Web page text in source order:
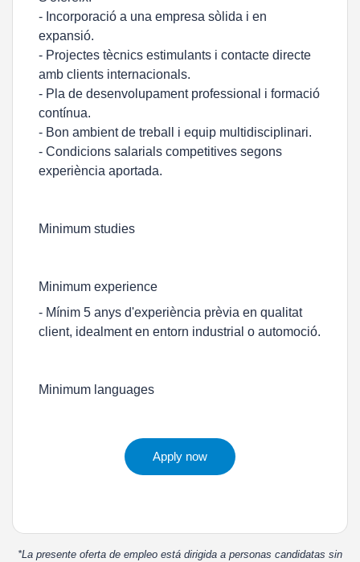
- Incorporació a una empresa sòlida i en
expansió.
- Projectes tècnics estimulants i contacte directe
amb clients internacionals.
- Pla de desenvolupament professional i formació
contínua.
- Bon ambient de treball i equip multidisciplinari.
- Condicions salarials competitives segons
experiència aportada.
Minimum studies
Minimum experience
- Mínim 5 anys d'experiència prèvia en qualitat
client, idealment en entorn industrial o automoció.
Minimum languages
Apply now
*La presente oferta de empleo está dirigida a personas candidatas sin